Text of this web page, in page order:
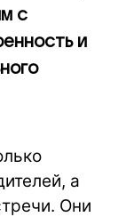
с
и
а
Они